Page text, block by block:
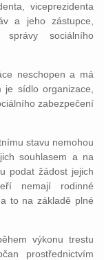
viceprezidenta
a jeho zástupce,
sociálního
neschopen a má
sídlo organizace,
zabezpečení
stavu nemohou
souhlasem a na
podat žádost jejich
nemají rodinné
to na základě plné
výkonu trestu
prostřednictvím